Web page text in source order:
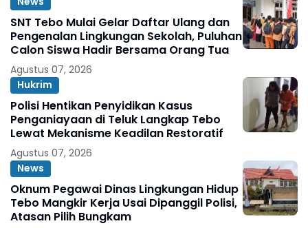
SNT Tebo Mulai Gelar Daftar Ulang dan
Pengenalan Lingkungan Sekolah, Puluhan
Calon Siswa Hadir Bersama Orang Tua
Agustus 07, 2026
Hukrim
Polisi Hentikan Penyidikan Kasus
Penganiayaan di Teluk Langkap Tebo
Lewat Mekanisme Keadilan Restoratif
Agustus 07, 2026
News
Oknum Pegawai Dinas Lingkungan Hidup
Tebo Mangkir Kerja Usai Dipanggil Polisi,
Atasan Pilih Bungkam